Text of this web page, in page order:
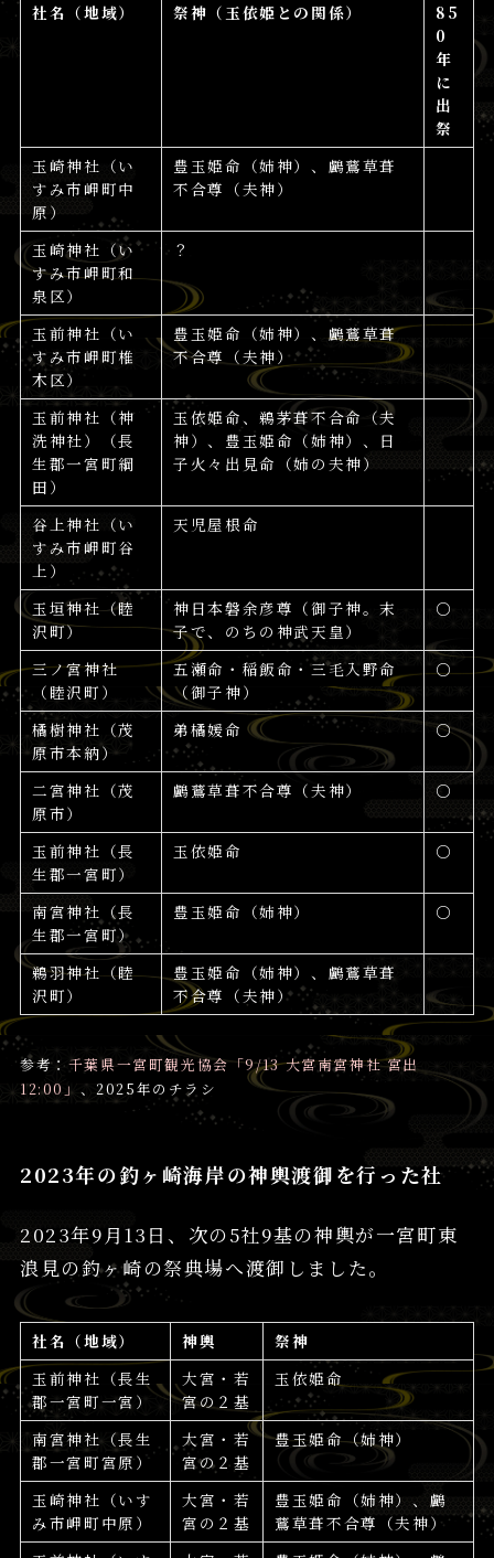
社名（地域） 祭神（玉依姫との関係）
85
0
年
に
出
祭
玉崎神社（い
すみ市岬町中
原）
豊玉姫命（姉神）、鸕鶿草葺
不合尊（夫神）
玉崎神社（い
すみ市岬町和
泉区）
？
玉前神社（い
すみ市岬町椎
木区）
豊玉姫命（姉神）、鸕鶿草葺
不合尊（夫神）
玉前神社（神
洗神社）（長
生郡一宮町綱
田）
玉依姫命、鵜茅葺不合命（夫
神）、豊玉姫命（姉神）、日
子火々出見命（姉の夫神）
谷上神社（い
すみ市岬町谷
上）
天児屋根命
玉垣神社（睦
沢町）
神日本磐余彦尊（御子神。末
子で、のちの神武天皇）
○
三ノ宮神社
（睦沢町）
五瀬命・稲飯命・三毛入野命
（御子神）
○
橘樹神社（茂
原市本納）
弟橘媛命 ○
二宮神社（茂
原市）
鸕鶿草葺不合尊（夫神） ○
玉前神社（長
生郡一宮町）
玉依姫命 ○
南宮神社（長
生郡一宮町）
豊玉姫命（姉神） ○
鵜羽神社（睦
沢町）
豊玉姫命（姉神）、鸕鶿草葺
不合尊（夫神）
参考：千葉県一宮町観光協会「9/13 大宮南宮神社 宮出
12:00」 、2025年のチラシ
2023年の釣ヶ崎海岸の神輿渡御を行った社
2023年9月13日、次の5社9基の神輿が一宮町東
浪見の釣ヶ崎の祭典場へ渡御しました。
社名（地域） 神輿
祭神
玉前神社（長生
郡一宮町一宮）
大宮・若
宮の２基
玉依姫命
南宮神社（長生
郡一宮町宮原）
大宮・若
宮の２基
豊玉姫命（姉神）
玉崎神社（いす
み市岬町中原）
大宮・若
宮の２基
豊玉姫命（姉神）、鸕
鶿草葺不合尊（夫神）